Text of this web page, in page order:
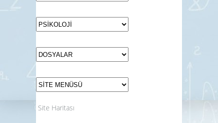
Site Haritası